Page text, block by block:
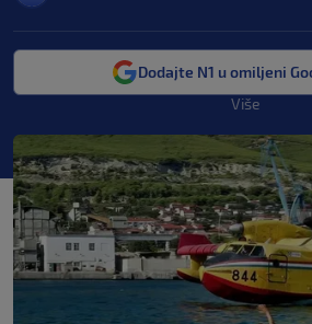
Dodajte N1 u omiljeni
Više